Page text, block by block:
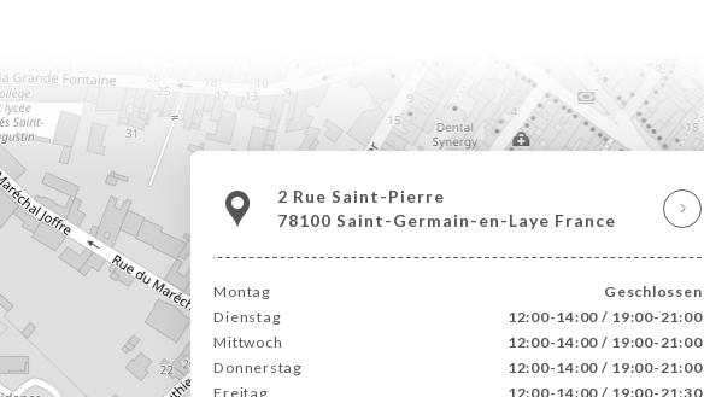
2 Rue Saint-Pierre
78100 Saint-Germain-en-Laye France
Montag
Geschlossen
Dienstag
12:00-14:00 / 19:00-21:00
Mittwoch
12:00-14:00 / 19:00-21:00
Donnerstag
12:00-14:00 / 19:00-21:00
Freitag
12:00-14:00 / 19:00-21:30